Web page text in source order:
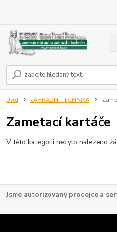
Úvod ZAHRADNÍ TECHNIKA
Zametací kartáče
V této kategorii nebylo nalezeno
Jsme autorizovaný prodejce a